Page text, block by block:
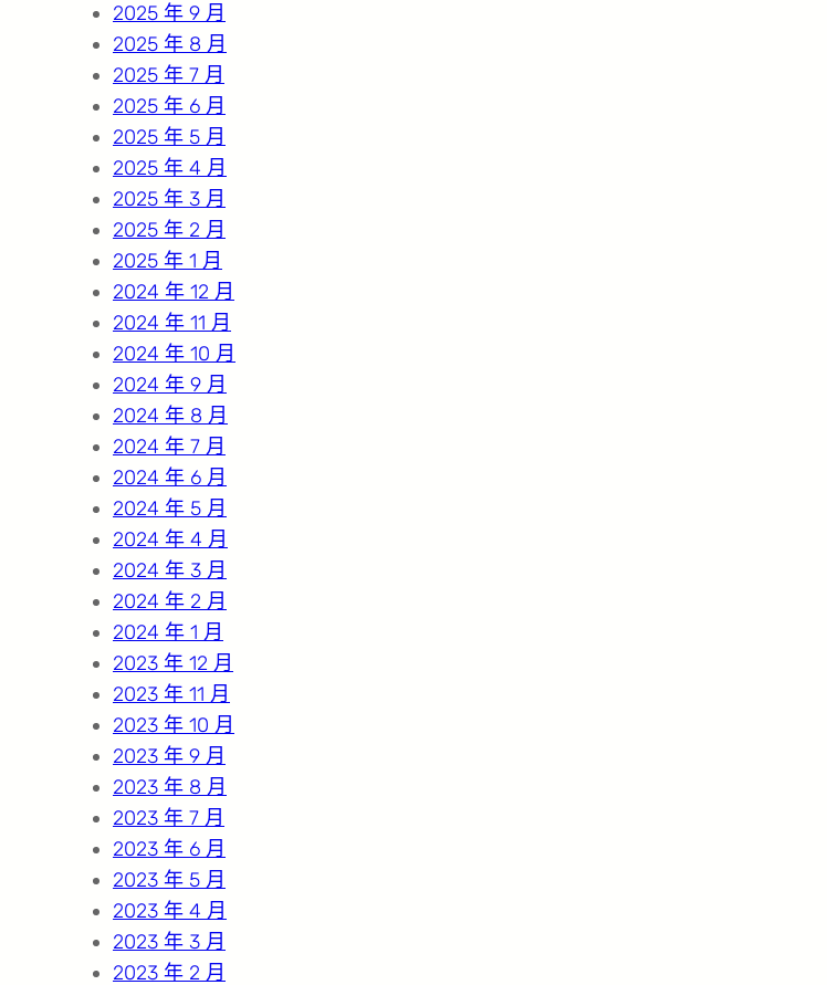
2025 年 9 月
2025 年 8 月
2025 年 7 月
2025 年 6 月
2025 年 5 月
2025 年 4 月
2025 年 3 月
2025 年 2 月
2025 年 1 月
2024 年 12 月
2024 年 11 月
2024 年 10 月
2024 年 9 月
2024 年 8 月
2024 年 7 月
2024 年 6 月
2024 年 5 月
2024 年 4 月
2024 年 3 月
2024 年 2 月
2024 年 1 月
2023 年 12 月
2023 年 11 月
2023 年 10 月
2023 年 9 月
2023 年 8 月
2023 年 7 月
2023 年 6 月
2023 年 5 月
2023 年 4 月
2023 年 3 月
2023 年 2 月